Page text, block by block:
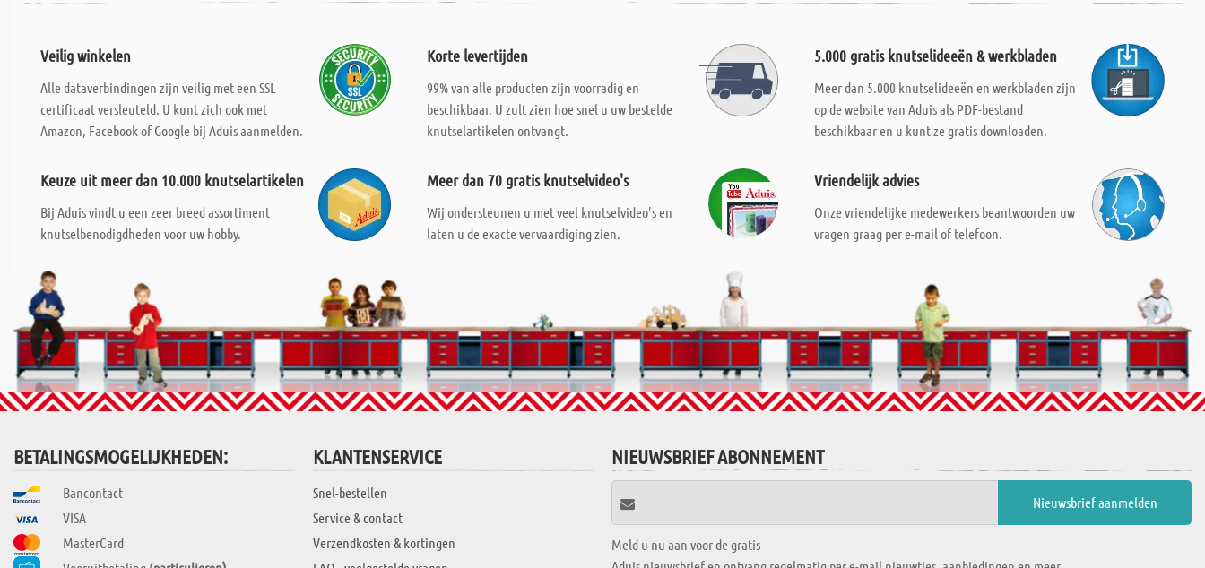
Veilig winkelen
Alle dataverbindingen zijn veilig met een SSL
certificaat versleuteld. U kunt zich ook met
Amazon, Facebook of Google bij Aduis aanmelden.
Korte levertijden
99% van alle producten zijn voorradig en
beschikbaar. U zult zien hoe snel u uw bestelde
knutselartikelen ontvangt.
5.000 gratis knutselideeën & werkbladen
Meer dan 5.000 knutselideeën en werkbladen zijn
op de website van Aduis als PDF-bestand
beschikbaar en u kunt ze gratis downloaden.
Keuze uit meer dan 10.000 knutselartikelen
Bij Aduis vindt u een zeer breed assortiment
knutselbenodigdheden voor uw hobby.
Meer dan 70 gratis knutselvideo's
Wij ondersteunen u met veel knutselvideo's en
laten u de exacte vervaardiging zien.
Vriendelijk advies
Onze vriendelijke medewerkers beantwoorden uw
vragen graag per e-mail of telefoon.
BETALINGSMOGELIJKHEDEN:
Bancontact
VISA
MasterCard
KLANTENSERVICE
Snel-bestellen
Service & contact
Verzendkosten & kortingen
NIEUWSBRIEF ABONNEMENT
Meld u nu aan voor de gratis